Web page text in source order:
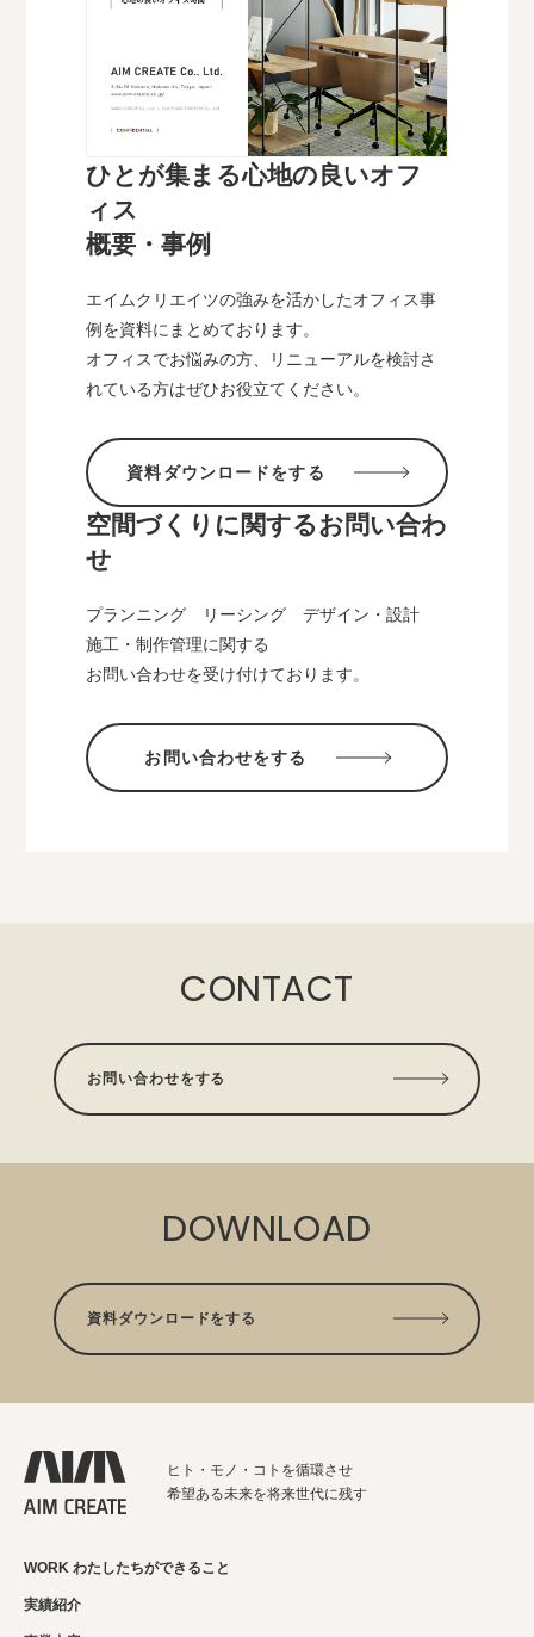
ひとが集まる心地の良いオフ
ィス
概要・事例
エイムクリエイツの強みを活かしたオフィス事
例を資料にまとめております。
オフィスでお悩みの方、リニューアルを検討さ
れている方はぜひお役立てください。
資料ダウンロードをする
空間づくりに関するお問い合わ
せ
プランニング リーシング デザイン・設計
施工・制作管理に関する
お問い合わせを受け付けております。
お問い合わせをする
CONTACT
お問い合わせをする
DOWNLOAD
資料ダウンロードをする
ヒト・モノ・コトを循環させ
希望ある未来を将来世代に残す
WORK わたしたちができること
実績紹介